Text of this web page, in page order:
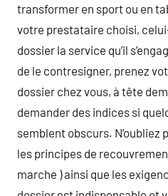
transformer en sport ou en
votre prestataire choisi,
dossier la service qu’il
de le contresigner, prenez
dossier chez vous, à tête
demander des indices si
semblent obscurs. N’oubliez
les principes de
marche ) ainsi que les